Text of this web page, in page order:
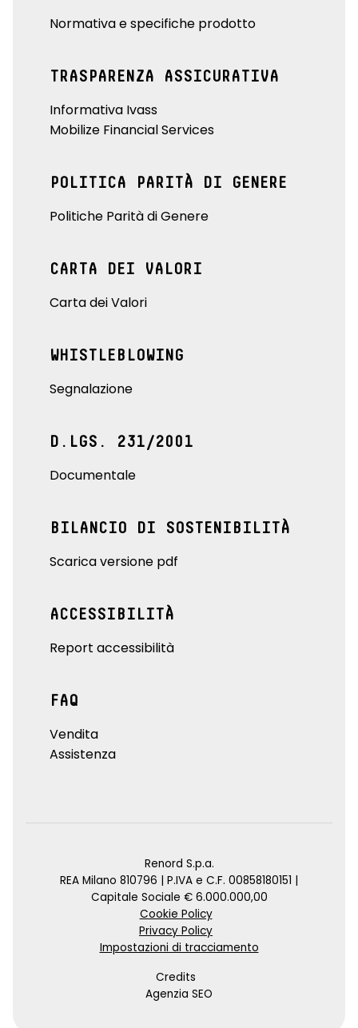
Normativa e specifiche prodotto
TRASPARENZA ASSICURATIVA
Informativa Ivass
Mobilize Financial Services
POLITICA PARITÀ DI GENERE
Politiche Parità di Genere
CARTA DEI VALORI
Carta dei Valori
WHISTLEBLOWING
Segnalazione
D.LGS. 231/2001
Documentale
BILANCIO DI SOSTENIBILITÀ
Scarica versione pdf
ACCESSIBILITÀ
Report accessibilità
FAQ
Vendita
Assistenza
Renord S.p.a.
REA Milano 810796 | P.IVA e C.F. 00858180151 |
Capitale Sociale € 6.000.000,00
Cookie Policy
Privacy Policy
Impostazioni di tracciamento
Credits
Agenzia SEO